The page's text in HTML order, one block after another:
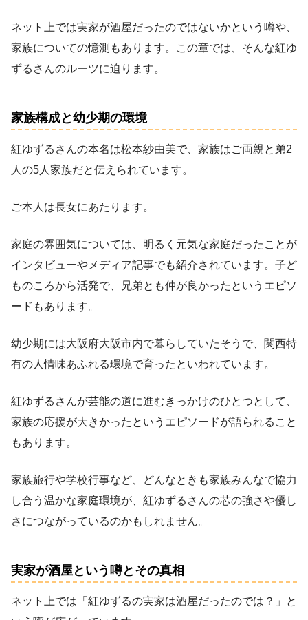
ネット上では実家が酒屋だったのではないかという噂や、
家族についての憶測もあります。この章では、そんな紅ゆ
ずるさんのルーツに迫ります。
家族構成と幼少期の環境
紅ゆずるさんの本名は松本紗由美で、家族はご両親と弟2
人の5人家族だと伝えられています。
ご本人は長女にあたります。
家庭の雰囲気については、明るく元気な家庭だったことが
インタビューやメディア記事でも紹介されています。子ど
ものころから活発で、兄弟とも仲が良かったというエピソ
ードもあります。
幼少期には大阪府大阪市内で暮らしていたそうで、関西特
有の人情味あふれる環境で育ったといわれています。
紅ゆずるさんが芸能の道に進むきっかけのひとつとして、
家族の応援が大きかったというエピソードが語られること
もあります。
家族旅行や学校行事など、どんなときも家族みんなで協力
し合う温かな家庭環境が、紅ゆずるさんの芯の強さや優し
さにつながっているのかもしれません。
実家が酒屋という噂とその真相
ネット上では「紅ゆずるの実家は酒屋だったのでは？」と